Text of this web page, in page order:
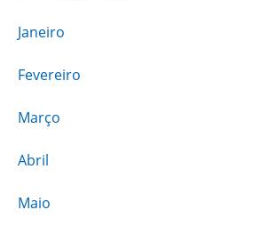
Janeiro
Fevereiro
Março
Abril
Maio